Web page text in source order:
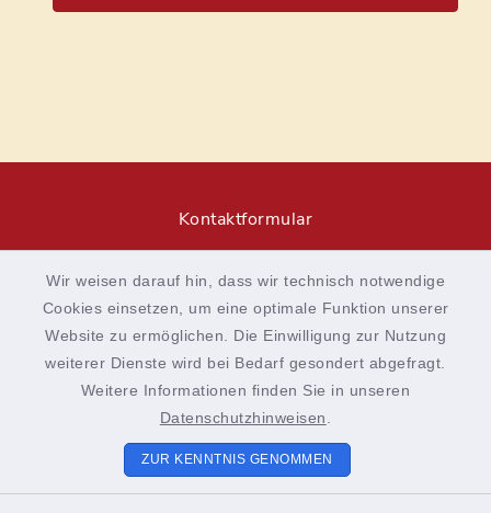
Wir weisen darauf hin, dass wir technisch notwendige
Cookies einsetzen, um eine optimale Funktion unserer
Website zu ermöglichen. Die Einwilligung zur Nutzung
weiterer Dienste wird bei Bedarf gesondert abgefragt.
Weitere Informationen finden Sie in unseren
Datenschutzhinweisen
ZUR KENNTNIS GENOMMEN
Kontaktformular
Datenschutz
Impressum
Sitemap
Cookie-Einstellungen